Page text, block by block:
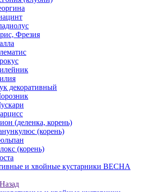
Фрезия
декоративный
(деленка, корень)
(корень)
(корень)
и хвойные кустарники ВЕСНА
Назад